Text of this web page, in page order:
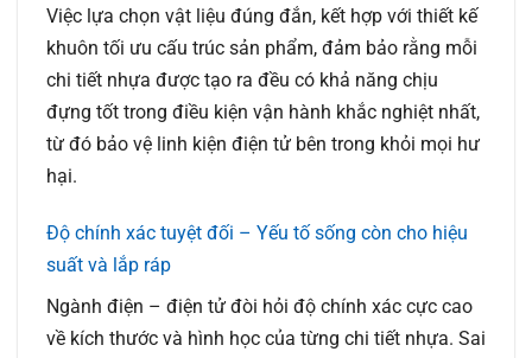
Việc lựa chọn vật liệu đúng đắn, kết hợp với thiết kế
khuôn tối ưu cấu trúc sản phẩm, đảm bảo rằng mỗi
chi tiết nhựa được tạo ra đều có khả năng chịu
đựng tốt trong điều kiện vận hành khắc nghiệt nhất,
từ đó bảo vệ linh kiện điện tử bên trong khỏi mọi hư
hại.
Độ chính xác tuyệt đối – Yếu tố sống còn cho hiệu
suất và lắp ráp
Ngành điện – điện tử đòi hỏi độ chính xác cực cao
về kích thước và hình học của từng chi tiết nhựa. Sai